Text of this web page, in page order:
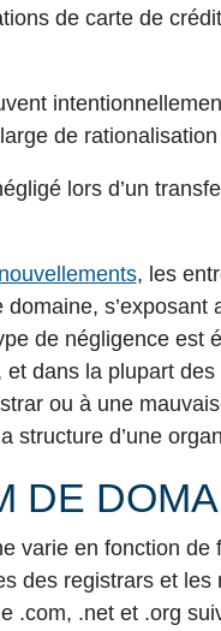
de carte de
de
lors d’un
, les
s’exposant
de négligence est
dans la plupart
ou à une
structure d’une
DE
varie en fonction
des registrars et les
.com, .net et .org